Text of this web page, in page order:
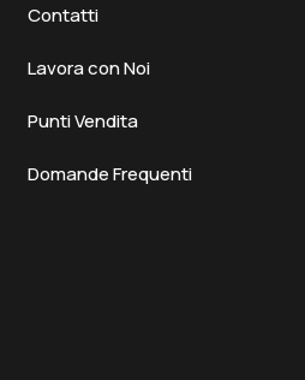
Contatti
Lavora con Noi
Punti Vendita
Domande Frequenti